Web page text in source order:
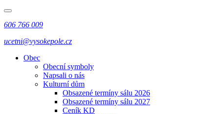
606 766 009
ucetni@vysokepole.cz
Obec
Obecní symboly
Napsali o nás
Kulturní dům
Obsazené termíny sálu 2026
Obsazené termíny sálu 2027
Ceník KD